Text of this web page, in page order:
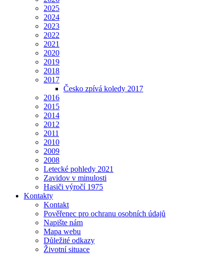
2025
2024
2023
2022
2021
2020
2019
2018
2017
Česko zpívá koledy 2017
2016
2015
2014
2012
2011
2010
2009
2008
Letecké pohledy 2021
Zavidov v minulosti
Hasiči výročí 1975
Kontakty
Kontakt
Pověřenec pro ochranu osobních údajů
Napište nám
Mapa webu
Důležité odkazy
Životní situace